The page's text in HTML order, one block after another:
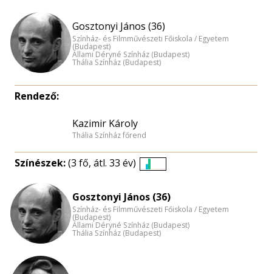
Gosztonyi János (36)
Színház- és Filmművészeti Főiskola / Egyetem
(Budapest)
Állami Déryné Színház (Budapest)
Thália Színház (Budapest)
Rendező:
Kazimir Károly
Thália Színház főrend
Színészek:(3 fő, átl. 33 év)
eloszlás
nagyítása
Gosztonyi János (36)
Színház- és Filmművészeti Főiskola / Egyetem
(Budapest)
Állami Déryné Színház (Budapest)
Thália Színház (Budapest)